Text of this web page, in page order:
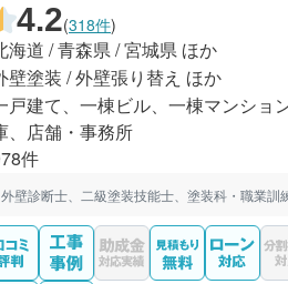
4.2(318件)
海道 / 青森県 / 宮城県 ほか
壁塗装 / 外壁張り替え ほか
戸建て、一棟ビル、一棟マンショ
、店舗・事務所
件
壁診断士、二級塗装技能士、塗装科・職業訓